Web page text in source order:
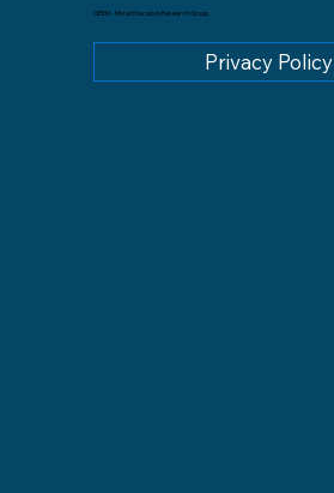
GREM - Moral Education Research Group
Privacy Policy